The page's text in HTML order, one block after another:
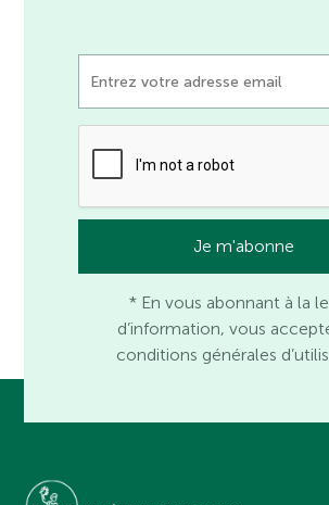
* En vous abonnant à la
d’information, vous
conditions générales